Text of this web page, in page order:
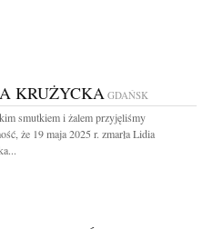
KRUŻYCKA GDAŃSK
smutkiem i żalem przyjęliśmy
że 19 maja 2025 r. zmarła Lidia